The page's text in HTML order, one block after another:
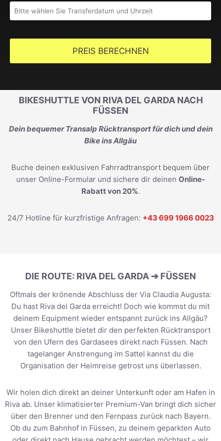
PREIS BERECHNEN
BIKESHUTTLE VON RIVA DEL GARDA NACH
FÜSSEN
Dein bequemer Transalp Rücktransport für dich und dein
Bike ins Allgäu
Buche deinen exklusiven Fahrradtransport bequem über
unser Online-Formular und sichere dir deinen Online-
Rabatt von 20%.
24/7 Hotline für kurzfristige Anfragen: +43 699 1966 0023
DIE ROUTE: RIVA DEL GARDA ➔ FÜSSEN
Oftmals der krönende Abschluss der Via Claudia Augusta:
Du hast Riva del Garda erreicht! Doch wie kommst du mit
deinem Equipment wieder entspannt zurück ins Allgäu?
Unser Bikeshuttle bietet dir den perfekten Rücktransport
von den Ufern des Gardasees direkt nach Füssen. Nach
tagelanger Anstrengung im Sattel kannst du die
Organisation der Heimreise getrost uns überlassen.
Wir holen dich direkt an deiner Unterkunft oder am Hafen in
Riva ab. Unser klimatisierter Premium-Van bringt dich sicher
über den Brenner und den Fernpass zurück nach Bayern.
Ob du zum Bahnhof in Füssen, zu deinem geparkten Auto